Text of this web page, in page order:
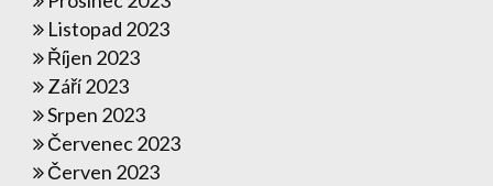
Listopad 2023
Říjen 2023
Září 2023
Srpen 2023
Červenec 2023
Červen 2023